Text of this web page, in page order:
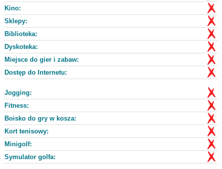
Kino:
Sklepy:
Biblioteka:
Dyskoteka:
Miejsce do gier i zabaw:
Dostęp do Internetu:
Jogging:
Fitness:
Boisko do gry w kosza:
Kort tenisowy:
Minigolf:
Symulator golfa: